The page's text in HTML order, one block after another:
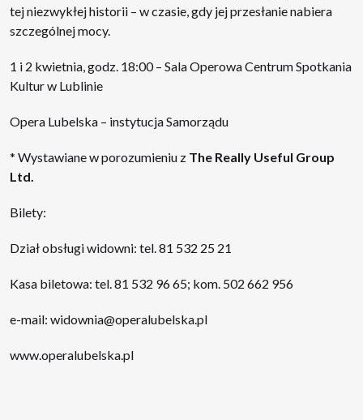
tej niezwykłej historii – w czasie, gdy jej przesłanie nabiera
szczególnej mocy.
1 i 2 kwietnia, godz. 18:00 – Sala Operowa Centrum Spotkania
Kultur w Lublinie
Opera Lubelska – instytucja Samorządu
* Wystawiane w porozumieniu z The Really Useful Group
Ltd.
Bilety:
Dział obsługi widowni: tel. 81 532 25 21
Kasa biletowa: tel. 81 532 96 65; kom. 502 662 956
e-mail: widownia@operalubelska.pl
www.operalubelska.pl